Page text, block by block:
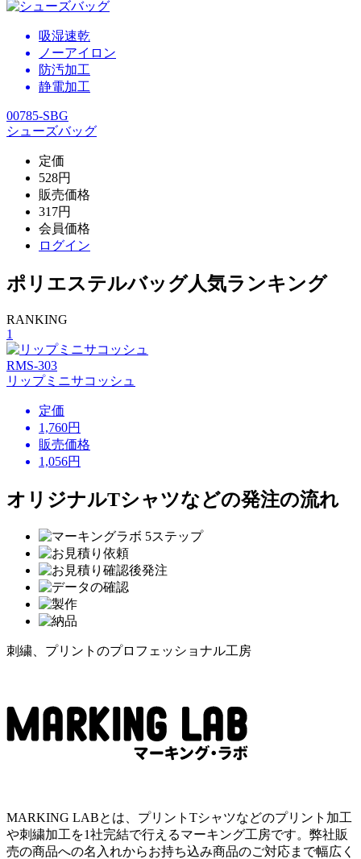
吸湿速乾
ノーアイロン
防汚加工
静電加工
00785-SBG
シューズバッグ
定価
528円
販売価格
317円
会員価格
ログイン
ポリエステルバッグ人気ランキング
RANKING
1
RMS-303
リップミニサコッシュ
定価
1,760円
販売価格
1,056円
オリジナルTシャツなどの発注の流れ
刺繍、プリントのプロフェッショナル工房
MARKING LABとは、プリントTシャツなどのプリント加工
や刺繍加工を1社完結で行えるマーキング工房です。弊社販
売の商品への名入れからお持ち込み商品のご対応まで幅広く